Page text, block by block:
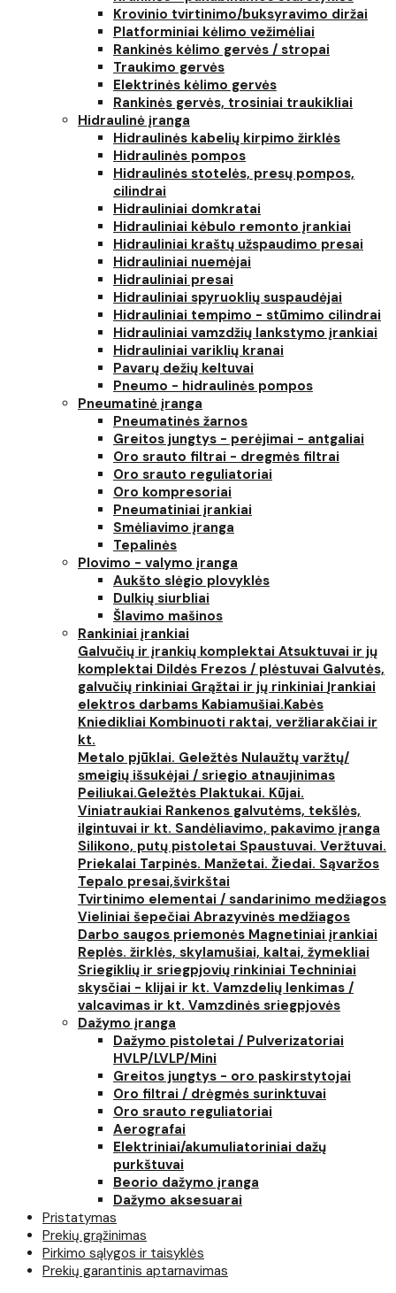
Krovinio tvirtinimo/buksyravimo diržai
Platforminiai kėlimo vežimėliai
Rankinės kėlimo gervės / stropai
Traukimo gervės
Elektrinės kėlimo gervės
Rankinės gervės, trosiniai traukikliai
Hidraulinė įranga
Hidraulinės kabelių kirpimo žirklės
Hidraulinės pompos
Hidraulinės stotelės, presų pompos,
cilindrai
Hidrauliniai domkratai
Hidrauliniai kėbulo remonto įrankiai
Hidrauliniai kraštų užspaudimo presai
Hidrauliniai nuemėjai
Hidrauliniai presai
Hidrauliniai spyruoklių suspaudėjai
Hidrauliniai tempimo - stūmimo cilindrai
Hidrauliniai vamzdžių lankstymo įrankiai
Hidrauliniai variklių kranai
Pavarų dežių keltuvai
Pneumo - hidraulinės pompos
Pneumatinė įranga
Pneumatinės žarnos
Greitos jungtys - perėjimai - antgaliai
Oro srauto filtrai - dregmės filtrai
Oro srauto reguliatoriai
Oro kompresoriai
Pneumatiniai įrankiai
Smėliavimo įranga
Tepalinės
Plovimo - valymo įranga
Aukšto slėgio plovyklės
Dulkių siurbliai
Šlavimo mašinos
Rankiniai įrankiai
Galvučių ir įrankių komplektai Atsuktuvai ir jų
komplektai Dildės Frezos / plėstuvai Galvutės,
galvučių rinkiniai Grąžtai ir jų rinkiniai Įrankiai
elektros darbams Kabiamušiai.Kabės
Kniedikliai Kombinuoti raktai, veržliarakčiai ir
kt.
Metalo pjūklai. Geležtės Nulaužtų varžtų/
smeigių išsukėjai / sriegio atnaujinimas
Peiliukai.Geležtės Plaktukai. Kūjai.
Viniatraukiai Rankenos galvutėms, tekšlės,
ilgintuvai ir kt. Sandėliavimo, pakavimo įranga
Silikono, putų pistoletai Spaustuvai. Veržtuvai.
Priekalai Tarpinės. Manžetai. Žiedai. Sąvaržos
Tepalo presai,švirkštai
Tvirtinimo elementai / sandarinimo medžiagos
Vieliniai šepečiai Abrazyvinės medžiagos
Darbo saugos priemonės Magnetiniai įrankiai
Replės. žirklės, skylamušiai, kaltai, žymekliai
Sriegiklių ir sriegpjovių rinkiniai Techniniai
skysčiai - klijai ir kt. Vamzdelių lenkimas /
valcavimas ir kt. Vamzdinės sriegpjovės
Dažymo įranga
Dažymo pistoletai / Pulverizatoriai
HVLP/LVLP/Mini
Greitos jungtys - oro paskirstytojai
Oro filtrai / drėgmės surinktuvai
Oro srauto reguliatoriai
Aerografai
Elektriniai/akumuliatoriniai dažų
purkštuvai
Beorio dažymo įranga
Dažymo aksesuarai
Pristatymas
Prekių grąžinimas
Pirkimo sąlygos ir taisyklės
Prekių garantinis aptarnavimas